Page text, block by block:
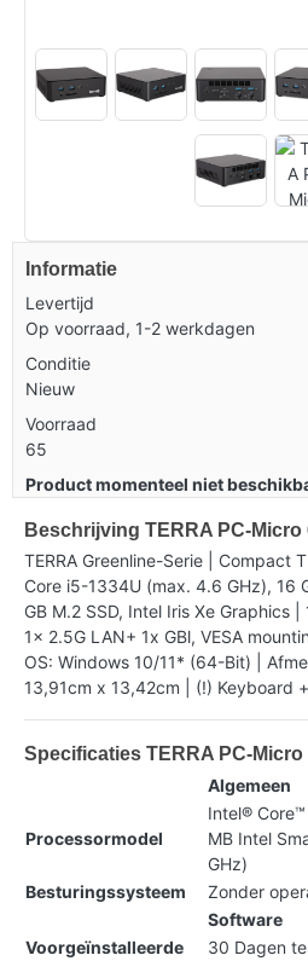
Informatie
Levertijd
Op voorraad, 1-2 werkdagen
Conditie
Nieuw
Voorraad
65
Product momenteel niet
Beschrijving TERRA PC-Micro
TERRA Greenline-Serie | Compact
Core i5-1334U (max. 4.6 GHz), 16
GB M.2 SSD, Intel Iris Xe Graphics
1x 2.5G LAN+ 1x GBl, VESA
OS: Windows 10/11* (64-Bit) |
13,91cm x 13,42cm | (!) Keyboard
Specificaties TERRA PC-Micro
Algemeen
Processormodel
Intel®
MB Intel
GHz)
Besturingssysteem
Zonder
Software
Voorgeïnstalleerde
30 Dagen